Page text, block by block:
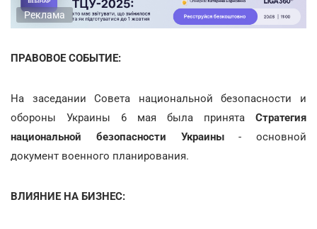
Реклама
ПРАВОВОЕ СОБЫТИЕ:
На заседании Совета национальной безопасности и
обороны Украины 6 мая была принята Стратегия
национальной безопасности Украины- основной
документ военного планирования.
ВЛИЯНИЕ НА БИЗНЕС: